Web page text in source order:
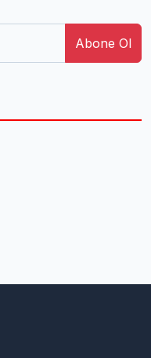
Abone Ol